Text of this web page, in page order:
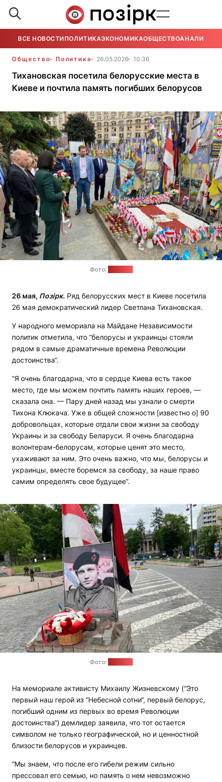
ВСЕ НОВОСТИ ПОЛИТИКАЭКОНОМИКАОБЩЕСТВОАНАЛИТИКА
Общество Политика 26.05.2026 10:36
Тихановская посетила белорусские места в
Киеве и почтила память погибших белорусов
Фото:
26 мая, Позірк. Ряд белорусских мест в Киеве посетила
26 мая демократический лидер Светлана Тихановская.
У народного мемориала на Майдане Независимости
политик отметила, что “белорусы и украинцы стояли
рядом в самые драматичные времена Революции
достоинства“.
“Я очень благодарна, что в сердце Киева есть такое
место, где мы можем почтить память наших героев, —
сказала она. — Пару дней назад мы узнали о смерти
Тихона Клюкача. Уже в общей сложности [известно о] 90
добровольцах, которые отдали свои жизни за свободу
Украины и за свободу Беларуси. Я очень благодарна
волонтерам-белорусам, которые ценят это место,
ухаживают за ним. Это очень важно, что мы, белорусы и
украинцы, вместе боремся за свободу, за наше право
самим определять свое будущее“.
Фото:
На мемориале активисту Михаилу Жизневскому (“Это
первый наш герой из “Небесной сотни“, первый белорус,
погибший одним из первых во время Революции
достоинства“) демлидер заявила, что тот остается
символом не только географической, но и ценностной
близости белорусов и украинцев.
“Мы знаем, что после его гибели режим сильно
прессовал его семью, но память о нем невозможно